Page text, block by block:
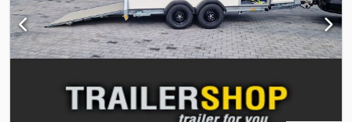
genre, à un prix juste et avec une disponibilité rapide. Véhicule
neuf, facture avec TVA, garantie du concessionnaire depuis 35
ans. Droit d'auteur – protection de la marque 07.26, numéro